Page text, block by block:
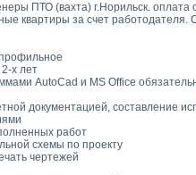
ПТО (вахта) г.Норильск.
квартиры за счет
х лет
AutoCad и MS Office
документацией, составление
работ
схемы по проекту
чертежей